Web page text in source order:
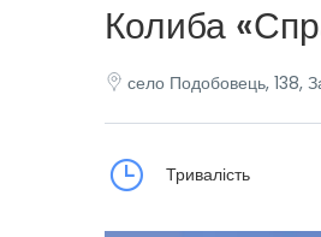
Колиба
село Подобовець, 138,
Тривалість